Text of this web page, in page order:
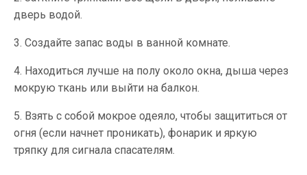
дверь водой.
3. Создайте запас воды в ванной комнате.
4. Находиться лучше на полу около окна, дыша через
мокрую ткань или выйти на балкон.
5. Взять с собой мокрое одеяло, чтобы защититься от
огня (если начнет проникать), фонарик и яркую
тряпку для сигнала спасателям.